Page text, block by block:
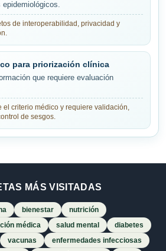
de interoperabilidad, privacidad y
para priorización clínica
que requiere evaluación
el criterio médico y requiere validación,
de sesgos.
MÁS VISITADAS
bienestar
nutrición
médica salud mental
diabetes
vacunas
enfermedades infecciosas